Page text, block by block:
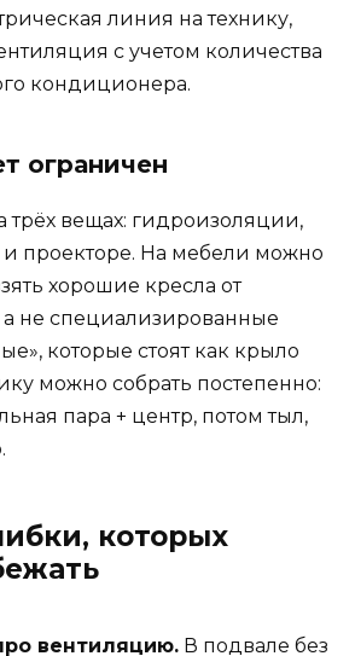
линия на технику,
с учетом количества
кондиционера.
ограничен
трёх вещах: гидроизоляции,
проекторе. На мебели можно
хорошие кресла от
не специализированные
которые стоят как крыло
можно собрать постепенно:
пара + центр, потом тыл,
которых
вентиляцию. В подвале без